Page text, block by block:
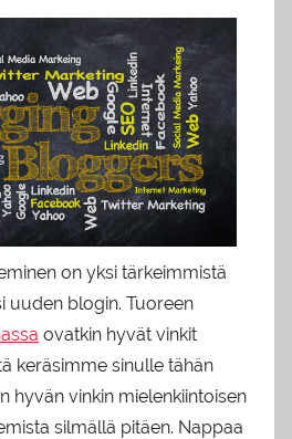
on yksi tärkeimmistä
uuden blogin. Tuoreen
ovatkin hyvät vinkit
keräsimme sinulle tähän
hyvän vinkin mielenkiintoisen
silmällä pitäen. Nappaa